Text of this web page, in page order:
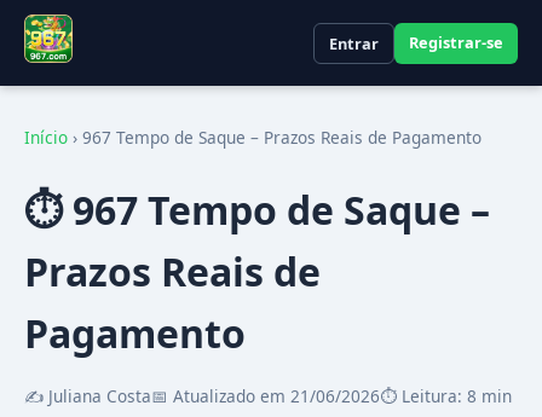
Entrar Registrar-se
Início › 967 Tempo de Saque – Prazos Reais de Pagamento
⏱️ 967 Tempo de Saque –
Prazos Reais de
Pagamento
✍️ Juliana Costa📅 Atualizado em 21/06/2026⏱️ Leitura: 8 min